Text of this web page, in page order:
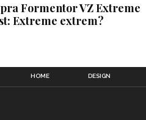
Formentor VZ Extreme
Extreme extrem?
HOME DESIGN